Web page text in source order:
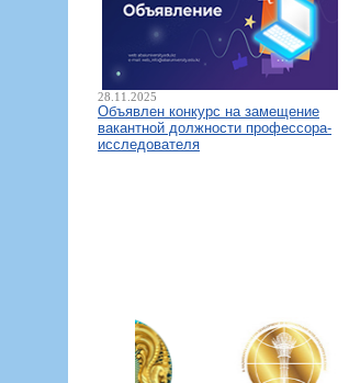
28.11.2025
Объявлен конкурс на замещение
вакантной должности профессора-
исследователя